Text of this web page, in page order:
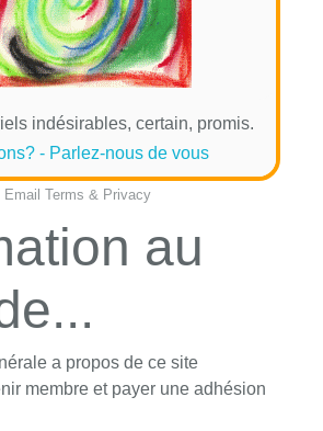
indésirables, certain, promis.
- Parlez-nous de vous
Email Terms & Privacy
au
a propos de ce site
membre et payer une adhésion